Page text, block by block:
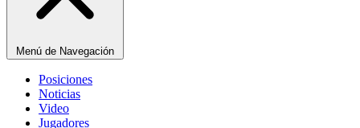
Menú de Navegación
Posiciones
Noticias
Video
Jugadores